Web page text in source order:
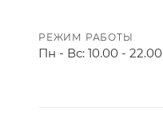
РЕЖИМ РАБОТЫ
Пн - Вс: 10.00 - 22.00